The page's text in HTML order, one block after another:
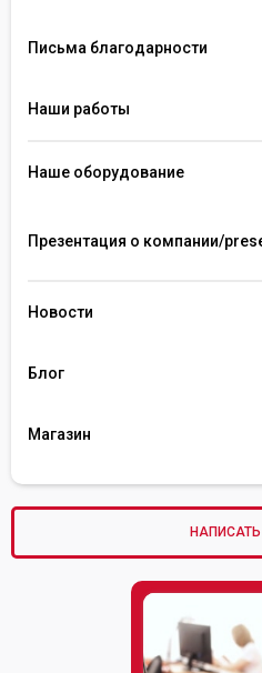
Письма благодарности
Наши работы
Наше оборудование
Презентация о компании/
Новости
Блог
Магазин